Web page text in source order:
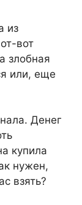
из
вот
злобная
или, еще
Денег
купила
нужен,
взять?